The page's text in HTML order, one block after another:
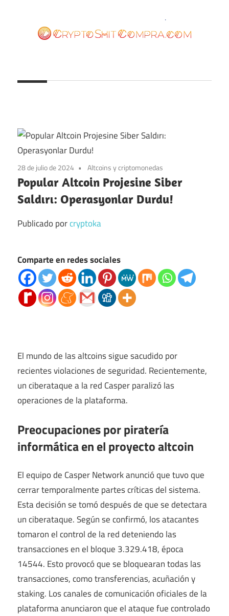
contenido
28 de julio de 2024 Altcoins y criptomonedas
Popular Altcoin Projesine Siber
Saldırı: Operasyonlar Durdu!
Publicado porcryptoka
Comparte en redes sociales
El mundo de las altcoins sigue sacudido por
recientes violaciones de seguridad. Recientemente,
un ciberataque a la red Casper paralizó las
operaciones de la plataforma.
Preocupaciones por piratería
informática en el proyecto altcoin
El equipo de Casper Network anunció que tuvo que
cerrar temporalmente partes críticas del sistema.
Esta decisión se tomó después de que se detectara
un ciberataque. Según se confirmó, los atacantes
tomaron el control de la red deteniendo las
transacciones en el bloque 3.329.418, época
14544. Esto provocó que se bloquearan todas las
transacciones, como transferencias, acuñación y
staking. Los canales de comunicación oficiales de la
plataforma anunciaron que el ataque fue controlado